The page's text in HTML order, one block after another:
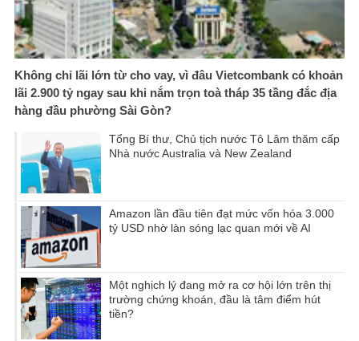
Không chỉ lãi lớn từ cho vay, vì đâu Vietcombank có khoản
lãi 2.900 tỷ ngay sau khi nắm trọn toà tháp 35 tầng đắc địa
hàng đầu phường Sài Gòn?
Tổng Bí thư, Chủ tịch nước Tô Lâm thăm cấp
Nhà nước Australia và New Zealand
Amazon lần đầu tiên đạt mức vốn hóa 3.000
tỷ USD nhờ làn sóng lạc quan mới về AI
Một nghịch lý đang mở ra cơ hội lớn trên thị
trường chứng khoán, đầu là tâm điểm hút
tiền?